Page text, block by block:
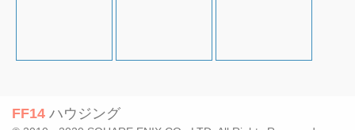
FF14 ハウジング